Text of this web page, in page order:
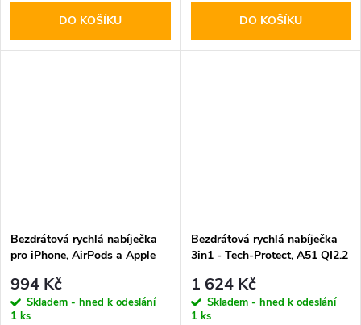
DO KOŠÍKU DO KOŠÍKU
Bezdrátová rychlá nabíječka
pro iPhone, AirPods a Apple
A41 MagSafe Wireless
Charger Black
994 Kč
Skladem - hned k odeslání
1 ks
Bezdrátová rychlá nabíječka
3in1 - Tech-Protect, A51 QI2.2
Charger Black
1 624 Kč
Skladem - hned k odeslání
1 ks